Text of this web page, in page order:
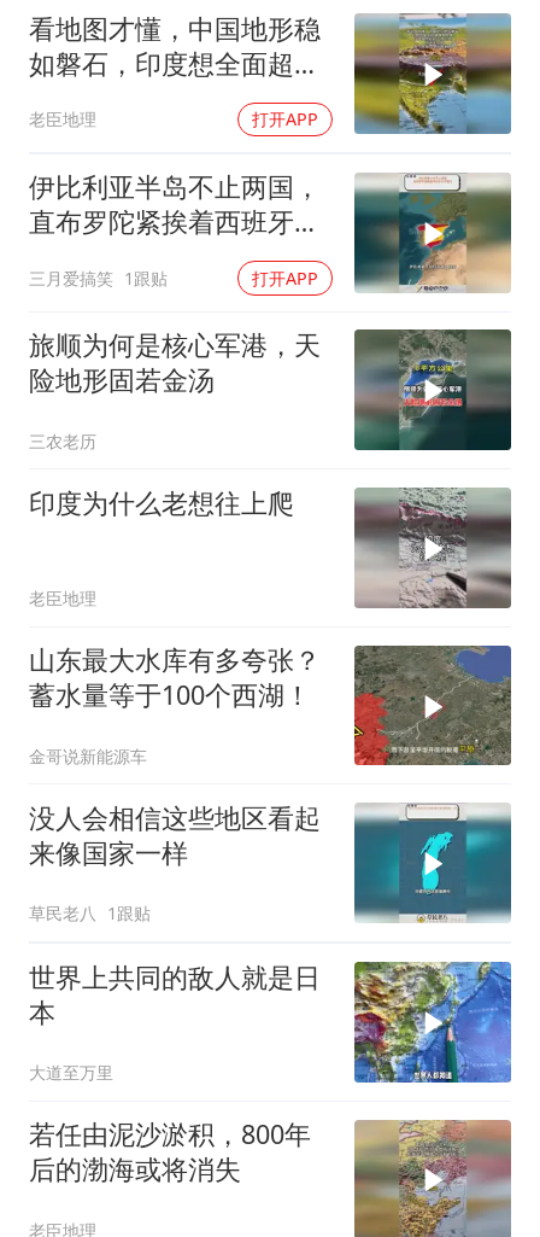
看地图才懂，中国地形稳
如磐石，印度想全面超越
老臣地理 打开APP
伊比利亚半岛不止两国，
直布罗陀紧挨着西班牙却
三月爱搞笑 1跟贴 打开APP
旅顺为何是核心军港，天
险地形固若金汤
三农老历
印度为什么老想往上爬
老臣地理
山东最大水库有多夸张？
蓄水量等于100个西湖！
金哥说新能源车
没人会相信这些地区看起
来像国家一样
草民老八 1跟贴
世界上共同的敌人就是日
本
大道至万里
若任由泥沙淤积，800年
后的渤海或将消失
老臣地理